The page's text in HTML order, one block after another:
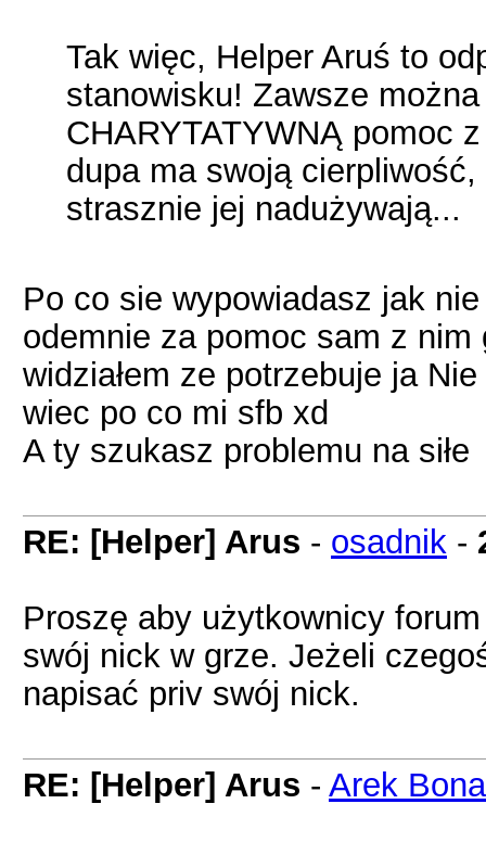
Tak więc, Helper Aruś to
stanowisku! Zawsze
CHARYTATYWNĄ pomoc
dupa ma swoją
strasznie jej nadużywają...
Po co sie wypowiadasz jak
odemnie za pomoc sam z
widziałem ze potrzebuje ja
wiec po co mi sfb xd
A ty szukasz problemu na siłe
RE: [Helper] Arus - osadnik -
Proszę aby użytkownicy
swój nick w grze. Jeżeli
napisać priv swój nick.
RE: [Helper] Arus - Arek